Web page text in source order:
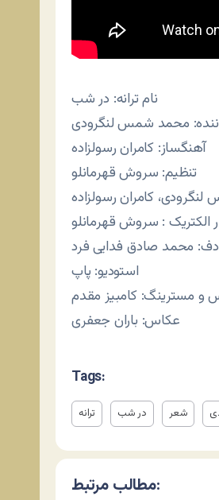
نام ترانه: در شب
محمد شمس لنگرودی
آهنگساز: کامران رسولزاده
تنظیم: سروش قهرمانلو
لنگرودی، کامران رسولزاده
الکتریک : سروش قهرمانلو
دف: محمد صادق فدایی فرد
استودیو: پاپ
و مسترینگ: کامبیز مقدم
عکاس: باران جعفری
Tags:
ترانه در شب شعر
مطالب مرتبط: